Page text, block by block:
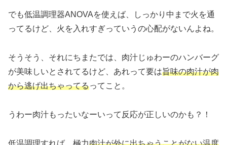
でも低温調理器ANOVAを使えば、しっかり中まで火を通
ってるけど、火を入れすぎっていうの心配がないんよね。
そうそう、それにちまたでは、肉汁じゅわーのハンバーグ
が美味しいとされてるけど、あれって要は旨味の肉汁が肉
から逃げ出ちゃってるってこと。
うわー肉汁もったいなーいって反応が正しいのかも？！
低温調理すれば、極力肉汁が外に出ちゃうことがない温度